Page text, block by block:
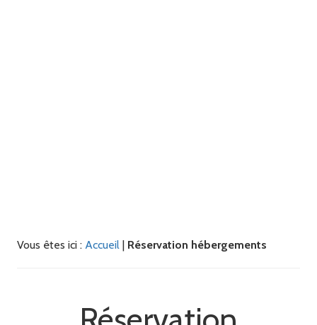
Vous êtes ici : Accueil | Réservation hébergements